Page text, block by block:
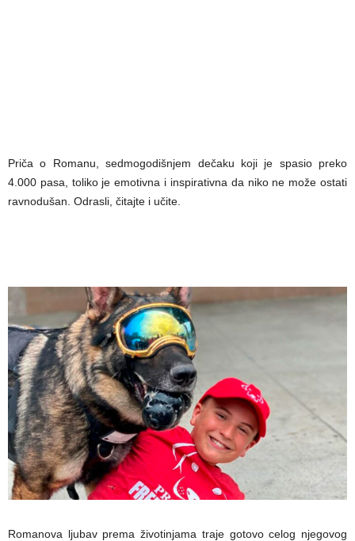
Priča o Romanu, sedmogodišnjem dečaku koji je spasio preko
4.000 pasa, toliko je emotivna i inspirativna da niko ne može ostati
ravnodušan. Odrasli, čitajte i učite.
Romanova ljubav prema životinjama traje gotovo celog njegovog